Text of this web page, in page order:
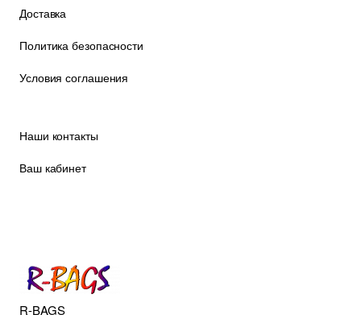
Доставка
Политика безопасности
Условия соглашения
Наши контакты
Ваш кабинет
R-BAGS